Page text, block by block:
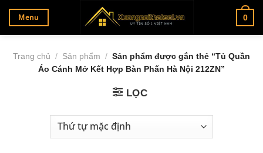
Bỏ
qua
nội
dung
Menu 0
Trang chủ / Sản phẩm / Sản phẩm được gắn thẻ “Tủ Quần
Áo Cánh Mở Kết Hợp Bàn Phấn Hà Nội 212ZN”
LỌC